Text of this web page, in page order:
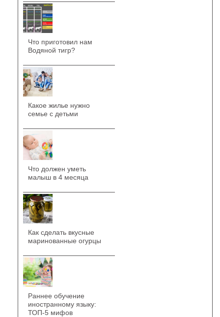
Что приготовил нам
Водяной тигр?
Какое жилье нужно
семье с детьми
Что должен уметь
малыш в 4 месяца
Как сделать вкусные
маринованные огурцы
Раннее обучение
иностранному языку:
ТОП-5 мифов